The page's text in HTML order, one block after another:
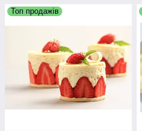
Топ продажів